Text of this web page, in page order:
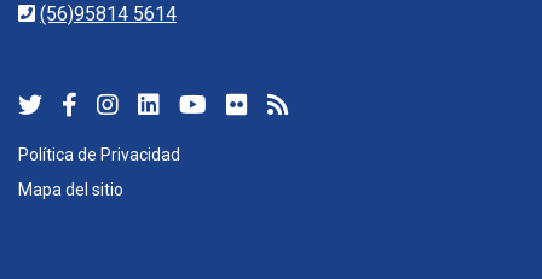
(56)95814 5614
Política de Privacidad
Mapa del sitio